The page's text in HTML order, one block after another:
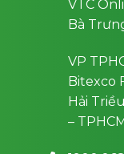
VTC
Bà
VP
Bitexco
Hải
–